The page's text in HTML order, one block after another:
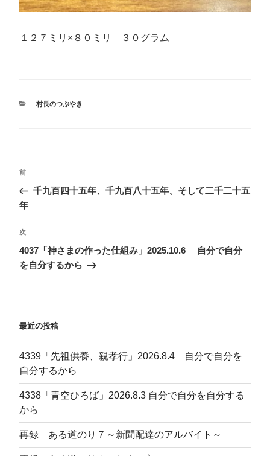
１２７ミリ×８０ミリ ３０グラム
カ
村長のつぶやき
投
ナ
ゲ
ー
シ
前
の
投
前
千九百四十五年、千九百八十五年、そして二千二十五
年
次
の
投
次
4037「神さまの作った仕組み」2025.10.6 自分で自分
を自分するから
最近の投稿
4339「先祖供養、親孝行」2026.8.4 自分で自分を
自分するから
4338「青空ひろば」2026.8.3 自分で自分を自分する
から
再録 ある道のり７～新聞配達のアルバイト～